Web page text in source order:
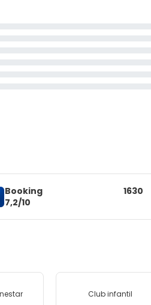
Booking
7,2/10
1630
Club infantil